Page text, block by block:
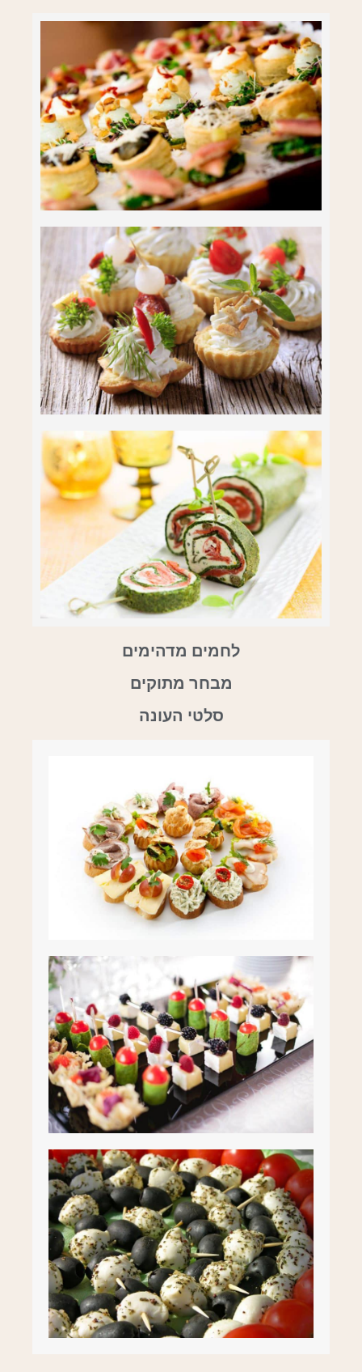
לחמים מדהימים
מבחר מתוקים
סלטי העונה